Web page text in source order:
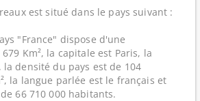
est situé dans le pays suivant :
"France" dispose d'une
Km², la capitale est Paris, la
la densité du pays est de 104
la langue parlée est le français et
66 710 000 habitants.